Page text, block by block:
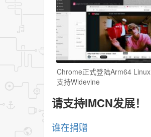
Chrome正式登陆Arm64
支持Widevine
请支持IMCN发展！
谁在捐赠